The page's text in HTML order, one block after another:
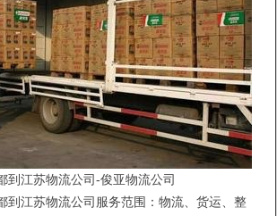
到江苏物流公司-俊亚物流公司
到江苏物流公司服务范围：物流、货运、整